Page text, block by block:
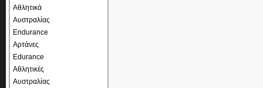
Αθλητικά
Αυστραλίας
Endurance
Αρτάνες
Edurance
Αθλητικές
Αυστραλίας